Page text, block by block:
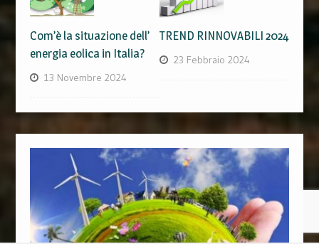
Com’è la situazione dell’
energia eolica in Italia?
13 Novembre 2024
TREND RINNOVABILI 2024
23 Febbraio 2024